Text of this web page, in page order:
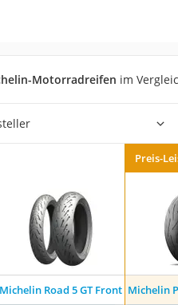
Motorradreifen im
Preis-
Michelin Road 5 GT Front Michelin